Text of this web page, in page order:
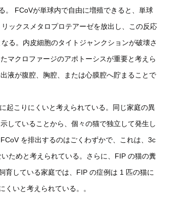
。 FCoVが単球内で自由に増殖できると、単球
ックスメタロプロテアーゼを放出し、この反応
る。内皮細胞のタイトジャンクションが破壊さ
マクロファージのアポトーシスが重要と考えら
液が腹腔、胸腔、または心膜腔へ貯まることで
起こりにくいと考えられている。同じ家庭の異
していることから、個々の猫で独立して発生し
を排出するのはごくわずかで、これは、3c
ためと考えられている。さらに、FIP の猫の糞
育している家庭では、FIP の症例は 1 匹の猫に
いと考えられている。。